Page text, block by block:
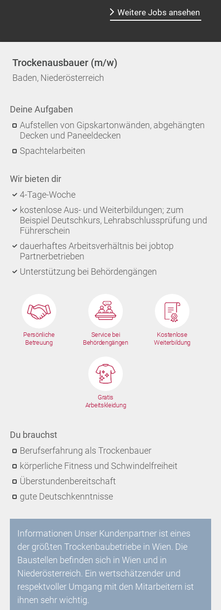
Weitere Jobs ansehen
Trockenausbauer (m/w)
Baden, Niederösterreich
Deine Aufgaben
Aufstellen von Gipskartonwänden, abgehängten
Decken und Paneeldecken
Spachtelarbeiten
Wir bieten dir
4-Tage-Woche
kostenlose Aus- und Weiterbildungen; zum
Beispiel Deutschkurs, Lehrabschlussprüfung und
Führerschein
dauerhaftes Arbeitsverhältnis bei jobtop
Partnerbetrieben
Unterstützung bei Behördengängen
Persönliche
Betreuung
Service bei
Behördengängen
Kostenlose
Weiterbildung
Gratis
Arbeitskleidung
Du brauchst
Berufserfahrung als Trockenbauer
körperliche Fitness und Schwindelfreiheit
Überstundenbereitschaft
gute Deutschkenntnisse
Informationen Unser Kundenpartner ist eines
der größten Trockenbaubetriebe in Wien. Die
Baustellen befinden sich in Wien und in
Niederösterreich. Ein wertschätzender und
respektvoller Umgang mit den Mitarbeitern ist
ihnen sehr wichtig.